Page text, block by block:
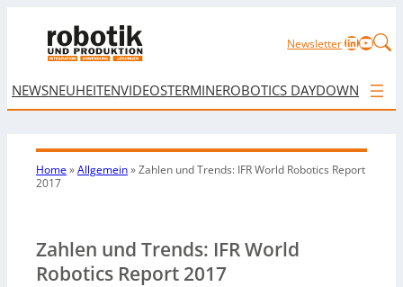
NewsletterLinkedIn
NEWSNEUHEITENVIDEOSTERMINEROBOTICS DAYDOWNLOAD
Home»Allgemein»Zahlen und Trends: IFR World Robotics Report
2017
Zahlen und Trends: IFR World
Robotics Report 2017